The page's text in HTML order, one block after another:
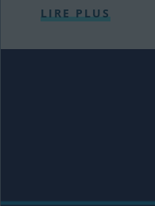
LIRE PLUS